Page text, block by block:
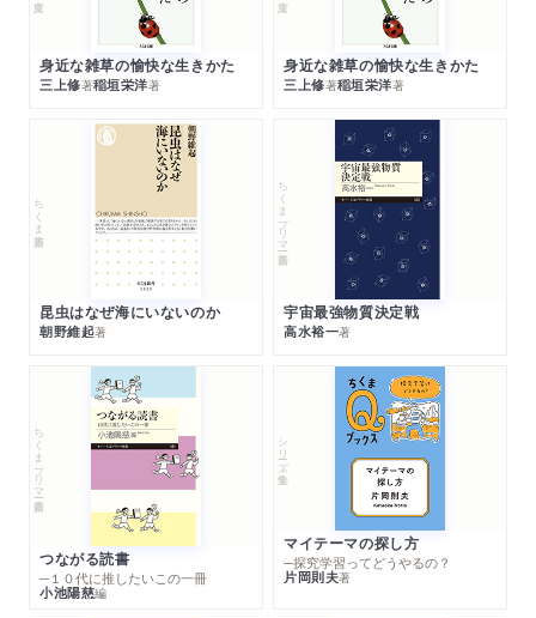
身近な雑草の愉快な生きかた
三上修著稲垣栄洋著
身近な雑草の愉快な生きかた
三上修著稲垣栄洋著
ちくま新書
昆虫はなぜ海にいないのか
朝野維起著
ちくまプリマー新書
宇宙最強物質決定戦
高水裕一著
ちくまプリマー新書
つながる読書
─１０代に推したいこの一冊
小池陽慈編
シリーズ・全集
マイテーマの探し方
─探究学習ってどうやるの？
片岡則夫著